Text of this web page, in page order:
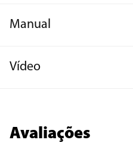
Manual
Vídeo
Avaliações